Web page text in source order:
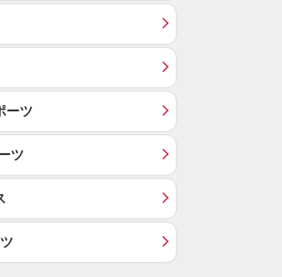
ーツ
ツ